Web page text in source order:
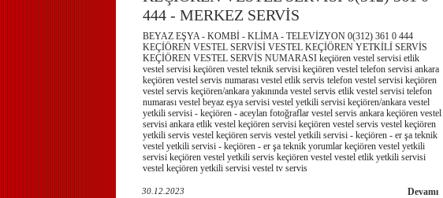
444 - MERKEZ SERVİS
BEYAZ EŞYA - KOMBİ - KLİMA - TELEVİZYON 0(312) 361 0 444
KEÇİÖREN VESTEL SERVİSİ VESTEL KEÇİÖREN YETKİLİ SERVİS
KEÇİÖREN VESTEL SERVİS NUMARASI keçiören vestel servisi etlik
vestel servisi keçiören vestel teknik servisi keçiören vestel telefon servisi ankara
keçiören vestel servis numarası vestel etlik servis telefon vestel servisi keçiören
vestel servis keçiören/ankara yakınında vestel servis etlik vestel servisi telefon
numarası vestel beyaz eşya servisi vestel yetkili servisi keçiören/ankara vestel
yetkili servisi - keçiören - aceylan fotoğraflar vestel servis ankara keçiören vestel
servisi ankara etlik vestel keçiören servisi keçiören vestel servis vestel keçiören
yetkili servis vestel keçiören servis vestel yetkili servisi - keçiören - er şa teknik
vestel yetkili servisi - keçiören - er şa teknik yorumlar keçiören vestel yetkili
servisi keçiören vestel yetkili servis keçiören vestel vestel etlik yetkili servisi
vestel keçiören yetkili servisi vestel tv servis
30.12.2023 Devamı